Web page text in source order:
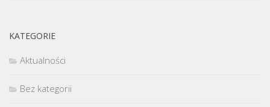
KATEGORIE
Aktualności
Bez kategorii